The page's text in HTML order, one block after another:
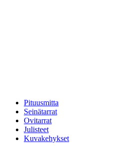
Pituusmitta
Seinätarrat
Ovitarrat
Julisteet
Kuvakehykset